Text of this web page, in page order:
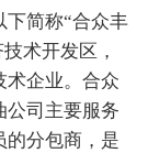
下简称“合众丰
术开发区，
术企业。合众
公司主要服务
的分包商，是